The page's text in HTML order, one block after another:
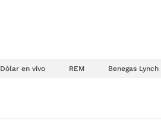
Dólar en vivo REM Benegas Lynch